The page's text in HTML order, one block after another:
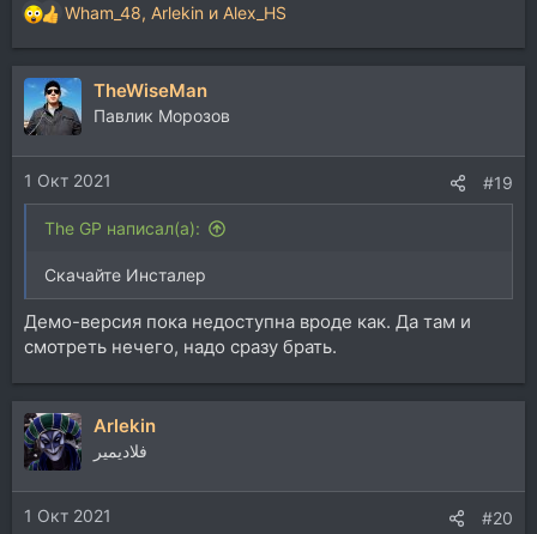
Р
е
а
к
ц
и
и
:
Wham_48, Arlekin и Alex_HS
TheWiseMan
Павлик Морозов
1 Окт 2021 #19
The GP написал(а):
Скачайте Инсталер
Демо-версия пока недоступна вроде как. Да там и
смотреть нечего, надо сразу брать.
Arlekin
فلاديمير
1 Окт 2021 #20